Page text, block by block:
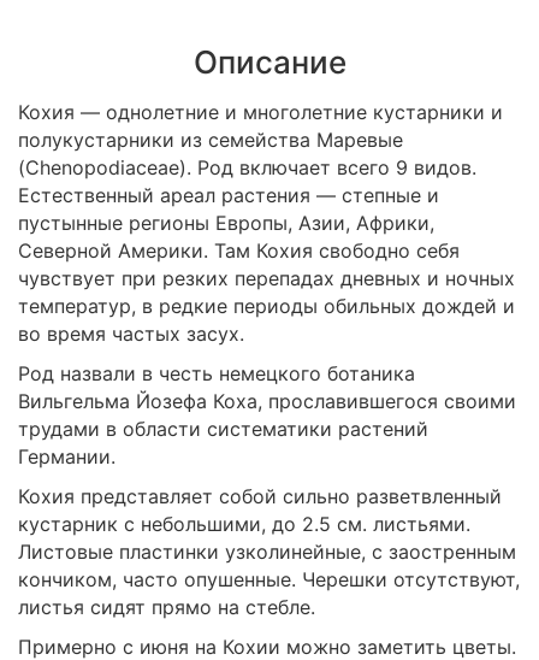
Описание
Кохия — однолетние и многолетние кустарники и
полукустарники из семейства Маревые
(Chenopodiaceae). Род включает всего 9 видов.
Естественный ареал растения — степные и
пустынные регионы Европы, Азии, Африки,
Северной Америки. Там Кохия свободно себя
чувствует при резких перепадах дневных и ночных
температур, в редкие периоды обильных дождей и
во время частых засух.
Род назвали в честь немецкого ботаника
Вильгельма Йозефа Коха, прославившегося своими
трудами в области систематики растений
Германии.
Кохия представляет собой сильно разветвленный
кустарник с небольшими, до 2.5 см. листьями.
Листовые пластинки узколинейные, с заостренным
кончиком, часто опушенные. Черешки отсутствуют,
листья сидят прямо на стебле.
Примерно с июня на Кохии можно заметить цветы.